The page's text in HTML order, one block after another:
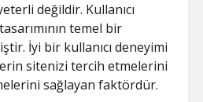
değildir. Kullanıcı
temel bir
İyi bir kullanıcı deneyimi
sitenizi tercih etmelerini
sağlayan faktördür.